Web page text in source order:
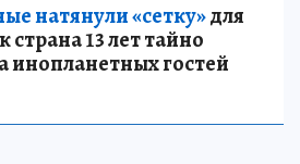
натянули «сетку»для
13 лет тайно
инопланетных гостей